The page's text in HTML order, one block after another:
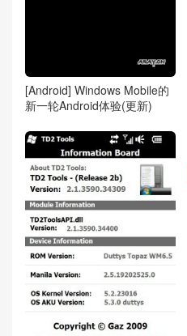
[Android] Windows Mobile的
新一轮Android体验(更新)